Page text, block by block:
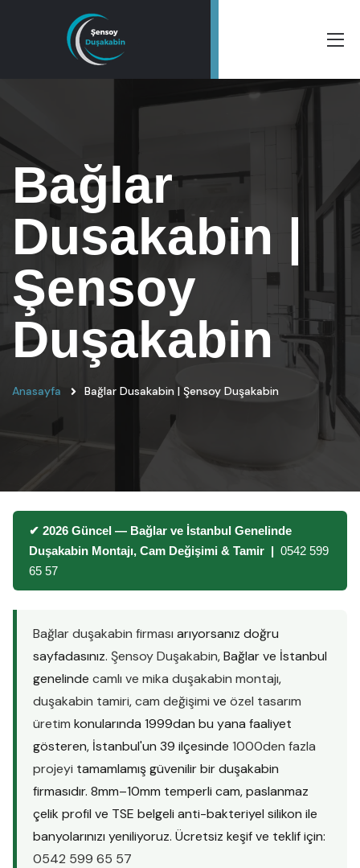
Bağlar
Dusakabin |
Şensoy
Duşakabin
Anasayfa Bağlar Dusakabin | Şensoy Duşakabin
✔ 2026 Güncel — Bağlar ve İstanbul Genelinde
Duşakabin Montajı, Cam Değişimi & Tamir | 0542 599
65 57
Bağlar duşakabin firması arıyorsanız doğru
sayfadasınız. Şensoy Duşakabin, Bağlar ve İstanbul
genelinde camlı ve mika duşakabin montajı,
duşakabin tamiri,cam değişimi ve özel tasarım
üretim konularında 1999dan bu yana faaliyet
gösteren, İstanbul'un 39 ilçesinde 1000den fazla
projeyi tamamlamış güvenilir bir duşakabin
firmasıdır. 8mm–10mm temperli cam, paslanmaz
çelik profil ve TSE belgeli anti-bakteriyel silikon ile
banyolarınızı yeniliyoruz. Ücretsiz keşif ve teklif için:
0542 599 65 57